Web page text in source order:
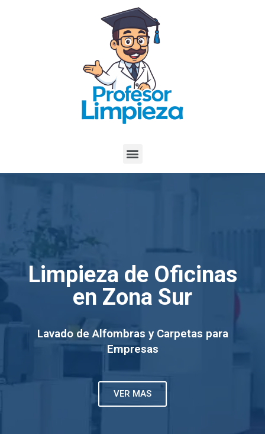
Limpieza de Oficinas
en Zona Sur
Lavado de Alfombras y Carpetas para
Empresas
VER MAS